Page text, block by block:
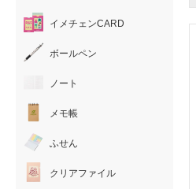
イメチェンCARD
ボールペン
ノート
メモ帳
ふせん
クリアファイル